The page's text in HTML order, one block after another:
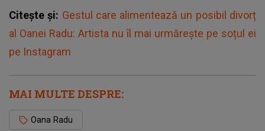
Citește și: Gestul care alimentează un posibil divorț
al Oanei Radu: Artista nu îl mai urmărește pe soțul ei
pe Instagram
MAI MULTE DESPRE:
Oana Radu